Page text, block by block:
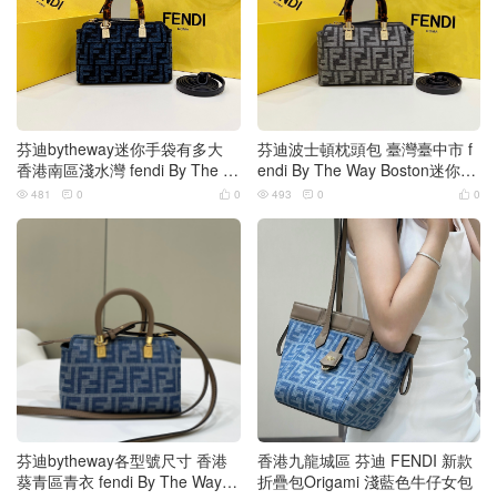
芬迪bytheway迷你手袋有多大
香港南區淺水灣 fendi By The W
ay Boston迷你手袋
 0
 481  0
芬迪波士頓枕頭包 臺灣臺中市 f
endi By The Way Boston迷你手
袋
 0
 493  0
芬迪bytheway各型號尺寸 香港
葵青區青衣 fendi By The Way B
香港九龍城區 芬迪 FENDI 新款
折疊包Origami 淺藍色牛仔女包